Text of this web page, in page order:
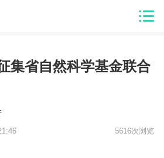
集省自然科学基金联合
5616次浏览